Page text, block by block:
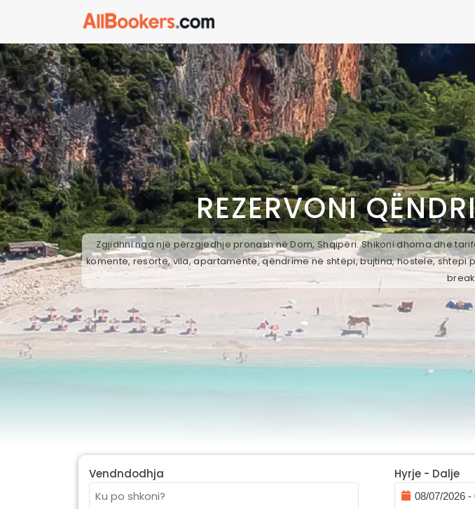
REZERVONI
Zgjidhni nga një përzgjedhje pronash në Dom, Shqipëri. Shikoni dhoma dhe
komente, resorte, vila, apartamente, qëndrime në shtëpi, bujtina, hostele,
Vendndodhja Hyrje - Dalje